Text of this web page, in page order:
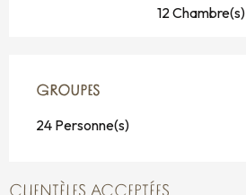
12 Chambre(s)
GROUPES
GROUPES
24 Personne(s)
CLIENTÈLES ACCEPTÉES